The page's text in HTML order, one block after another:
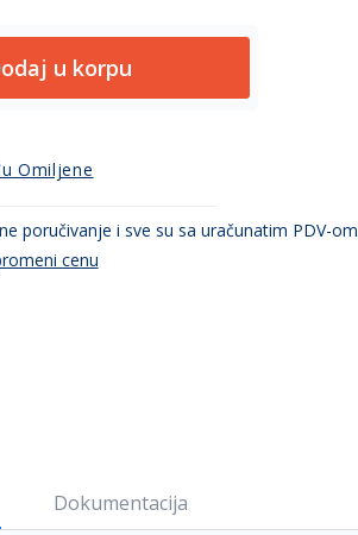
u korpu
Omiljene
poručivanje i sve su sa uračunatim PDV-om
cenu
Dokumentacija